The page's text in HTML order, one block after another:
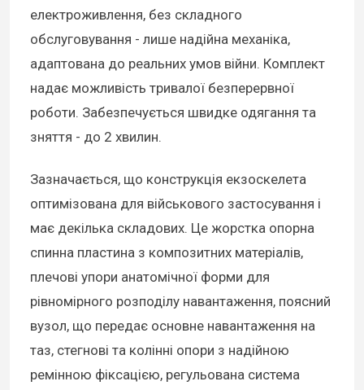
електроживлення, без складного
обслуговування - лише надійна механіка,
адаптована до реальних умов війни. Комплект
надає можливість тривалої безперервної
роботи. Забезпечується швидке одягання та
зняття - до 2 хвилин.
Зазначається, що конструкція екзоскелета
оптимізована для військового застосування і
має декілька складових. Це жорстка опорна
спинна пластина з композитних матеріалів,
плечові упори анатомічної форми для
рівномірного розподілу навантаження, поясний
вузол, що передає основне навантаження на
таз, стегнові та колінні опори з надійною
ремінною фіксацією, регульована система